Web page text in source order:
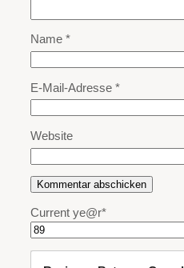
Name *
E-Mail-Adresse *
Website
Current ye@r*